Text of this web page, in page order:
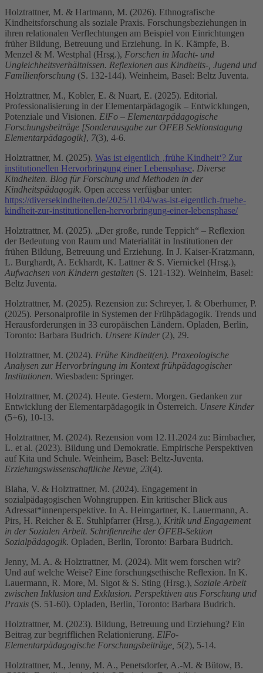
Holztrattner, M. & Hartmann, M. (2026). Ethnografische
Kindheitsforschung als soziale Praxis. Forschungsbeziehungen in
ihren relationalen Verflechtungen am Beispiel von Einrichtungen
früher Bildung, Betreuung und Erziehung. In K. Kämpfe, B.
Menzel & M. Westphal (Hrsg.), Forschen in Macht- und
Ungleichheitsverhältnissen. Reflexionen aus Kindheits-, Jugend und
Familienforschung (S. 132-144). Weinheim, Basel: Beltz Juventa.
Holztrattner, M., Kobler, E. & Nuart, E. (2025). Editorial.
Professionalisierung in der Elementarpädagogik – Entwicklungen,
Potenziale und Visionen. ElFo – Elementarpädagogische
Forschungsbeiträge [Sonderausgabe zur ÖFEB Sektionstagung
Elementarpädagogik], 7(3), 4-6.
Holztrattner, M. (2025). Was ist eigentlich ‚frühe Kindheit‘? Zur
institutionellen Hervorbringung einer Lebensphase. Diverse
Kindheiten. Blog für Forschung und Methoden in der
Kindheitspädagogik. Open access verfügbar unter:
https://diversekindheiten.de/2025/11/04/was-ist-eigentlich-fruehe-
kindheit-zur-institutionellen-hervorbringung-einer-lebensphase/
Holztrattner, M. (2025). „Der große, runde Teppich“ – Reflexion
der Bedeutung von Raum und Materialität in Institutionen der
frühen Bildung, Betreuung und Erziehung. In J. Kaiser-Kratzmann,
L. Burghardt, A. Eckhardt, K. Lattner & S. Viernickel (Hrsg.),
Aufwachsen von Kindern gestalten (S. 121-132). Weinheim, Basel:
Beltz Juventa.
Holztrattner, M. (2025). Rezension zu: Schreyer, I. & Oberhumer, P.
(2025). Personalprofile in Systemen der Frühpädagogik. Trends und
Herausforderungen in 33 europäischen Ländern. Opladen, Berlin,
Toronto: Barbara Budrich. Unsere Kinder (2), 29.
Holztrattner, M. (2024). Frühe Kindheit(en). Praxeologische
Analysen zur Hervorbringung im Kontext frühpädagogischer
Institutionen. Wiesbaden: Springer.
Holztrattner, M. (2024). Heute. Gestern. Morgen. Gedanken zur
Entwicklung der Elementarpädagogik in Österreich. Unsere Kinder
(5+6), 10-13.
Holztrattner, M. (2024). Rezension vom 12.11.2024 zu: Birnbacher,
L. et al. (2023). Bildung und Demokratie. Empirische Perspektiven
auf Kita und Schule. Weinheim, Basel: Beltz-Juventa.
Erziehungswissenschaftliche Revue, 23(4).
Blaha, V. & Holztrattner, M. (2024). Engagement in
sozialpädagogischen Wohngruppen. Ein kritischer Blick aus
Adressat*innenperspektive. In A. Heimgartner, K. Lauermann, A.
Pirs, H. Reicher & E. Stuhlpfarrer (Hrsg.), Kritik und Engagement
in der Sozialen Arbeit. Schriftenreihe der ÖFEB-Sektion
Sozialpädagogik. Opladen, Berlin, Toronto: Barbara Budrich.
Jenny, M. A. & Holztrattner, M. (2024). Mit wem forschen wir?
Und auf welche Weise? Eine forschungsethische Reflexion. In K.
Lauermann, R. More, M. Sigot & S. Sting (Hrsg.), Soziale Arbeit
zwischen Inklusion und Exklusion. Perspektiven aus Forschung und
Praxis (S. 51-60). Opladen, Berlin, Toronto: Barbara Budrich.
Holztrattner, M. (2023). Bildung, Betreuung und Erziehung? Ein
Beitrag zur begrifflichen Relationierung. ElFo-
Elementarpädagogische Forschungsbeiträge, 5(2), 5-14.
Holztrattner, M., Jenny, M. A., Penetsdorfer, A.-M. & Bütow, B.